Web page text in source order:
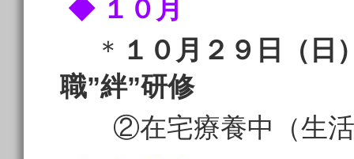
◆ １０月
＊ １０月２９日（
職”絆”研修
②在宅療養中（生